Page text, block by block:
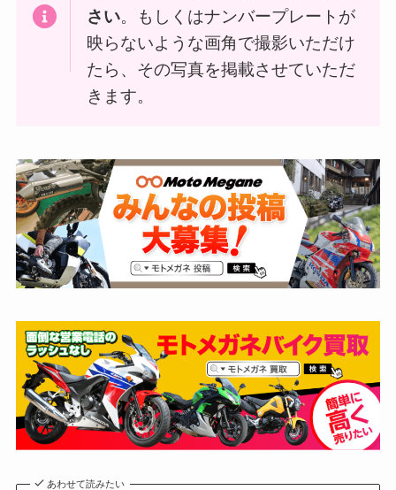
さい。もしくはナンバープレートが
映らないような画角で撮影いただけ
たら、その写真を掲載させていただ
きます。
あわせて読みたい